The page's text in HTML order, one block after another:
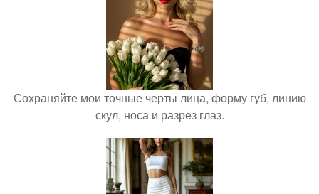
Сохраняйте мои точные черты лица, форму губ, линию
скул, носа и разрез глаз.